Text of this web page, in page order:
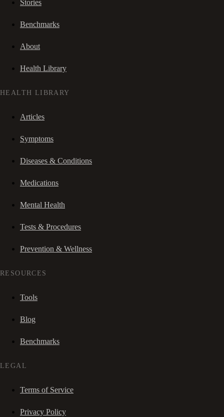
Stories
Benchmarks
About
Health Library
HEALTH LIBRARY
Articles
Symptoms
Diseases & Conditions
Medications
Mental Health
Tests & Procedures
Prevention & Wellness
RESOURCES
Tools
Blog
Benchmarks
LEGAL
Terms of Service
Privacy Policy